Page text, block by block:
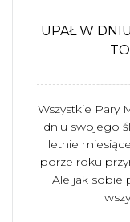
UPAŁ W
Wszystkie Pary
dniu swojego
letnie
porze roku
Ale jak sobie